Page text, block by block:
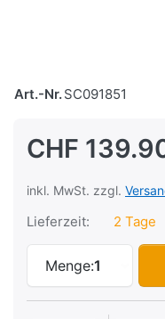
Art.-Nr.SC091851
CHF
inkl. MwSt. zzgl.
Lieferzeit: 2 Tage
Menge:1